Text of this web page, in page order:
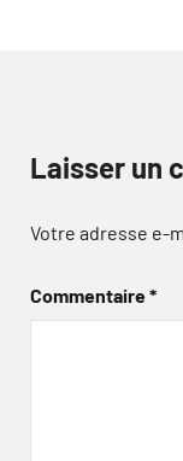
Laisser un
Votre adresse e-
Commentaire*